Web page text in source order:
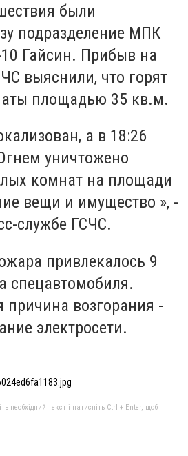
были
подразделение МПК
Гайсин. Прибыв на
выяснили, что горят
площадью 35 кв.м.
а в 18:26
уничтожено
комнат на площади
вещи и имущество », -
службе ГСЧС.
привлекалось 9
спецавтомобиля.
причина возгорания -
электросети.
необхідний текст і натисніть Ctrl + Enter, щоб